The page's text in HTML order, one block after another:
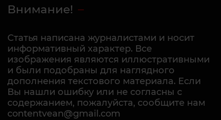
Внимание!
Статья написана журналистами и носит
информативный характер. Все
изображения являются иллюстративными
и были подобраны для наглядного
дополнения текстового материала. Если
Вы нашли ошибку или не согласны с
содержанием, пожалуйста, сообщите нам
contentvean@gmail.com